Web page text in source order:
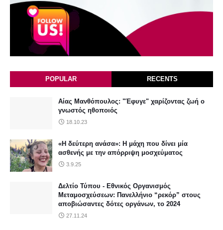
POPULAR RECENTS
Αίας Μανθόπουλος: "Έφυγε" χαρίζοντας ζωή ο
γνωστός ηθοποιός
18.10.23
«Η δεύτερη ανάσα»: Η μάχη που δίνει μία
ασθενής με την απόρριψη μοσχεύματος
3.9.25
Δελτίο Τύπου - Εθνικός Οργανισμός
Μεταμοσχεύσεων: Πανελλήνιο “ρεκόρ” στους
αποβιώσαντες δότες οργάνων, το 2024
27.11.24